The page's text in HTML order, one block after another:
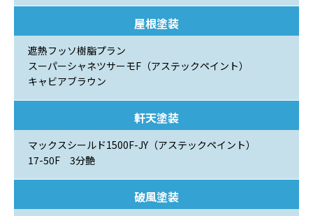
屋根塗装
遮熱フッソ樹脂プラン
スーパーシャネツサーモF（アステックペイント）
キャビアブラウン
軒天塗装
マックスシールド1500F-JY（アステックペイント）
17-50F 3分艶
破風塗装